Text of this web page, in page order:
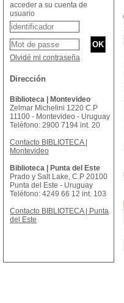
acceder a su cuenta de
usuario
Olvidé mi contraseña
Dirección
Biblioteca | Montevideo
Zelmar Michelini 1220 C.P
11100 - Montevideo - Uruguay
Teléfono: 2900 7194 int. 20
Contacto BIBLIOTECA |
Montevideo
Biblioteca | Punta del Este
Prado y Salt Lake, C.P 20100
Punta del Este - Uruguay
Teléfono: 4249 66 12 int. 103
Contacto BIBLIOTECA | Punta
del Este